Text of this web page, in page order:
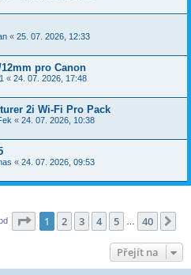
« 25. 07. 2026, 12:33
pro Canon
« 24. 07. 2026, 17:48
2i Wi-Fi Pro Pack
« 24. 07. 2026, 10:38
« 24. 07. 2026, 09:53
Stránka z 40
1 2 3 4 5 40
Přejít na